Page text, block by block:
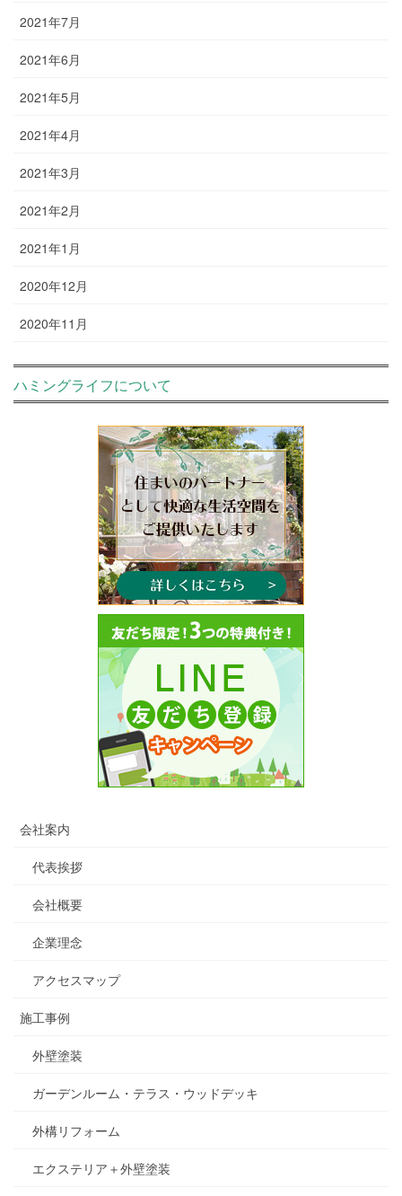
2021年7月
2021年6月
2021年5月
2021年4月
2021年3月
2021年2月
2021年1月
2020年12月
2020年11月
ハミングライフについて
会社案内
代表挨拶
会社概要
企業理念
アクセスマップ
施工事例
外壁塗装
ガーデンルーム・テラス・ウッドデッキ
外構リフォーム
エクステリア＋外壁塗装